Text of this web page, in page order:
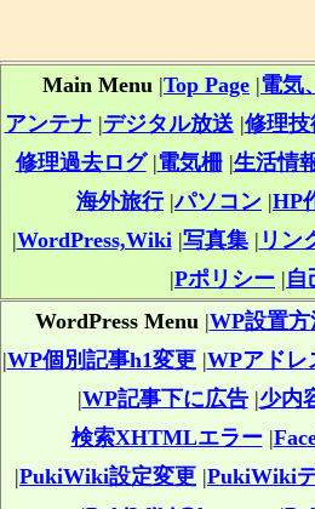
Main Menu |Top Page |電気
アンテナ|デジタル放送|修理技
修理過去ログ|電気柵|生活情
海外旅行|パソコン |HP
|WordPress,Wiki|写真集| リン
|Pポリシー |自
WordPress Menu|WP設置方
|WP個別記事h1変更|WPアドレ
|WP記事下に広告|少内
検索XHTMLエラー|
|PukiWiki設定変更 |PukiWiki